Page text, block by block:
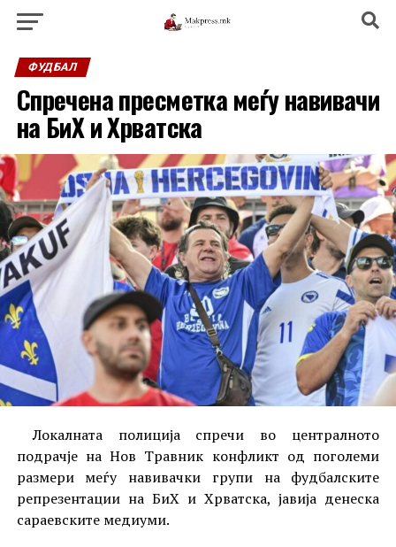
ФУДБАЛ
Спречена пресметка меѓу навивачи
на БиХ и Хрватска
Локалната полиција спречи во централното
подрачје на Нов Травник конфликт од поголеми
размери меѓу навивачки групи на фудбалските
репрезентации на БиХ и Хрватска, јавија денеска
сараевските медиуми.